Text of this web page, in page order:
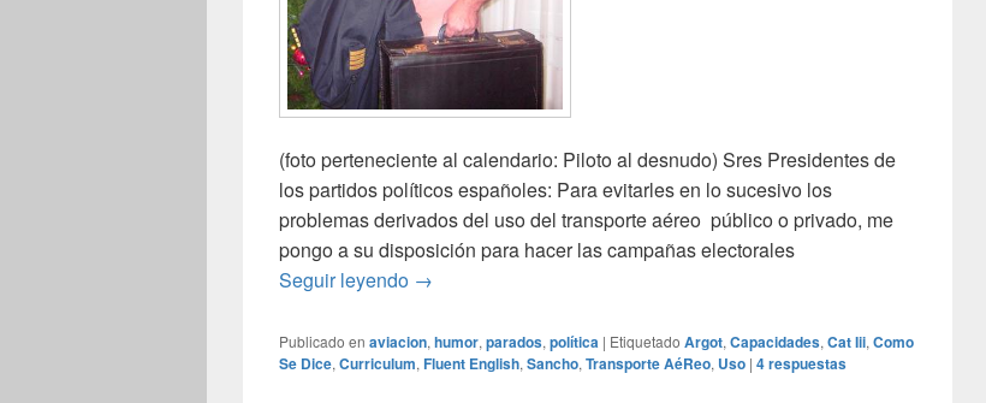
(foto perteneciente al calendario: Piloto al desnudo) Sres Presidentes de
los partidos políticos españoles: Para evitarles en lo sucesivo los
problemas derivados del uso del transporte aéreo público o privado, me
pongo a su disposición para hacer las campañas electorales
Seguir leyendo Se ofrece piloto para campañas electorales
→
Publicado en aviacion, humor, parados, política | Etiquetado Argot, Capacidades, Cat Iii, Como
Se Dice, Curriculum, Fluent English, Sancho, Transporte AéReo, Uso | 4respuestas